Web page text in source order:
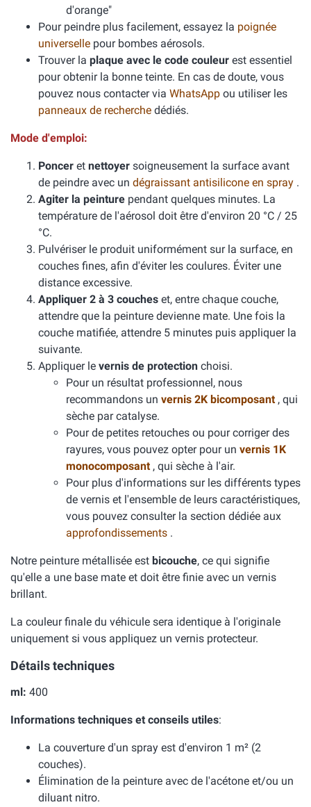
d'orange"
Pour peindre plus facilement, essayez la poignée
universelle pour bombes aérosols.
Trouver la plaque avec le code couleur est essentiel
pour obtenir la bonne teinte. En cas de doute, vous
pouvez nous contacter via WhatsApp ou utiliser les
panneaux de recherche dédiés.
Mode d'emploi:
Poncer et nettoyer soigneusement la surface avant
de peindre avec un dégraissant antisilicone en spray .
Agiter la peinture pendant quelques minutes. La
température de l'aérosol doit être d'environ 20 °C / 25
°C.
Pulvériser le produit uniformément sur la surface, en
couches fines, afin d'éviter les coulures. Éviter une
distance excessive.
Appliquer 2 à 3 couches et, entre chaque couche,
attendre que la peinture devienne mate. Une fois la
couche matifiée, attendre 5 minutes puis appliquer la
suivante.
Appliquer le vernis de protection choisi.
Pour un résultat professionnel, nous
recommandons un vernis 2K bicomposant , qui
sèche par catalyse.
Pour de petites retouches ou pour corriger des
rayures, vous pouvez opter pour un vernis 1K
monocomposant , qui sèche à l'air.
Pour plus d'informations sur les différents types
de vernis et l'ensemble de leurs caractéristiques,
vous pouvez consulter la section dédiée aux
approfondissements .
Notre peinture métallisée est bicouche, ce qui signifie
qu'elle a une base mate et doit être finie avec un vernis
brillant.
La couleur finale du véhicule sera identique à l'originale
uniquement si vous appliquez un vernis protecteur.
Détails techniques
ml: 400
Informations techniques et conseils utiles:
La couverture d'un spray est d'environ 1 m² (2
couches).
Élimination de la peinture avec de l'acétone et/ou un
diluant nitro.